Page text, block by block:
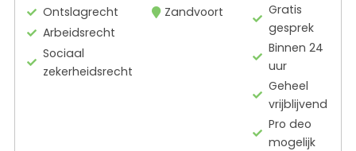
Ontslagrecht
Arbeidsrecht
Sociaal
zekerheidsrecht
Zandvoort
Gratis
gesprek
Binnen 24
uur
Geheel
vrijblijvend
Pro deo
mogelijk